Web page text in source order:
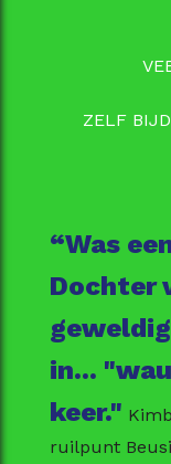
ZELF
“Was
Dochter
in...
keer."
ruilpunt